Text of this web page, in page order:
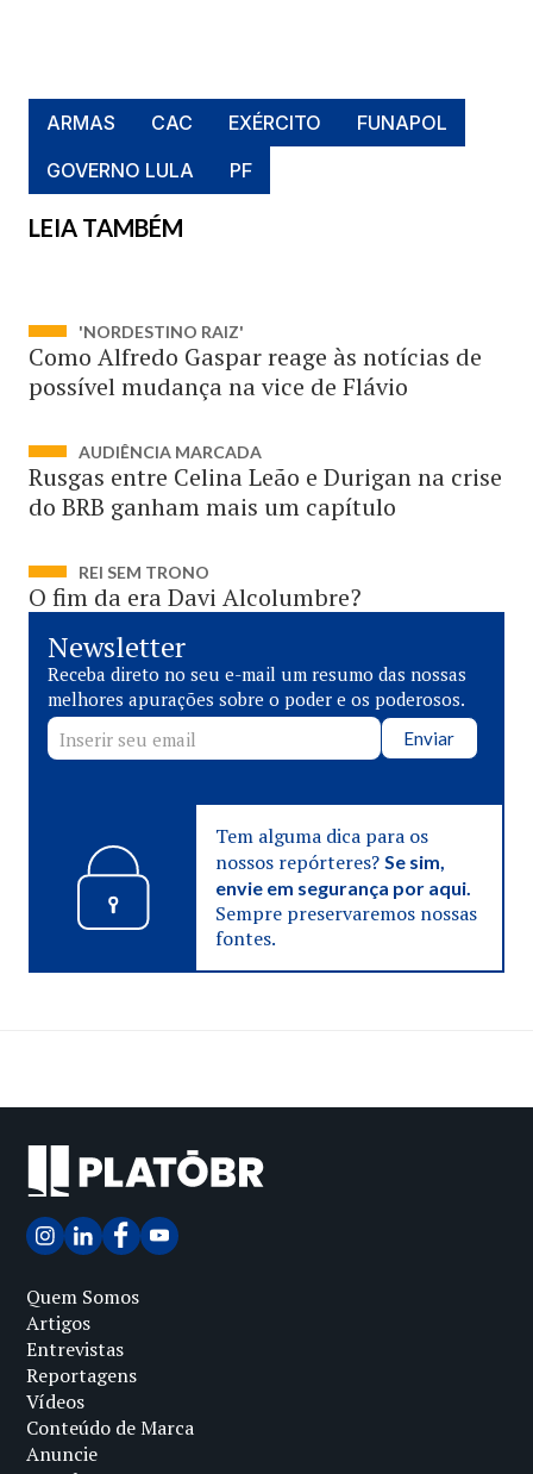
ARMAS CAC EXÉRCITO
FUNAPOL
GOVERNO LULA
PF
LEIA TAMBÉM
'NORDESTINO RAIZ'
Como Alfredo Gaspar reage às notícias de
possível mudança na vice de Flávio
AUDIÊNCIA MARCADA
Rusgas entre Celina Leão e Durigan na crise
do BRB ganham mais um capítulo
REI SEM TRONO
O fim da era Davi Alcolumbre?
Newsletter
Receba direto no seu e-mail um resumo das nossas
melhores apurações sobre o poder e os poderosos.
Enviar
Tem alguma dica para os
nossos repórteres? Se sim,
envie em segurança por aqui.
Sempre preservaremos nossas
fontes.
Quem Somos
Artigos
Entrevistas
Reportagens
Vídeos
Conteúdo de Marca
Anuncie